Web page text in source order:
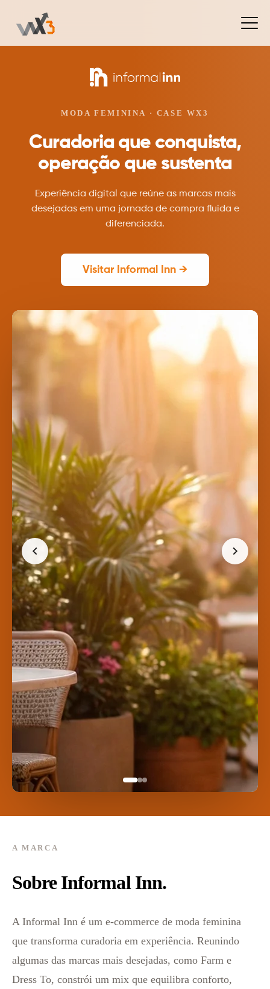
MODA FEMININA · CASE WX3
Curadoria que conquista,
operação que sustenta
Experiência digital que reúne as marcas mais
desejadas em uma jornada de compra fluida e
diferenciada.
Visitar Informal Inn →
A MARCA
Sobre Informal Inn.
A Informal Inn é um e-commerce de moda feminina
que transforma curadoria em experiência. Reunindo
algumas das marcas mais desejadas, como Farm e
Dress To, constrói um mix que equilibra conforto,